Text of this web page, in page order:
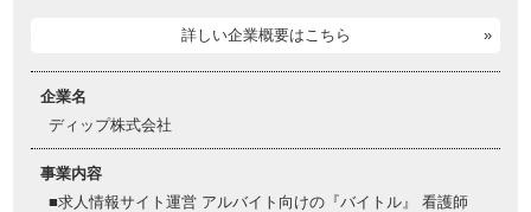
詳しい企業概要はこちら
企業名
ディップ株式会社
事業内容
■求人情報サイト運営 アルバイト向けの『バイトル』 看護師